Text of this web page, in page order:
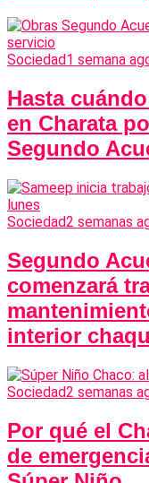
Sociedad1 semana
Hasta
en Charata
Segundo
Sociedad2 semanas
Segundo
comenzará
interior
Sociedad2 semanas
Por qué el
de